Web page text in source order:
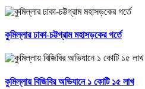
কুমিল্লার ঢাকা-চট্টগ্রাম মহাসড়কের গর্তে
কুমিল্লায় বিজিবির অভিযানে ১ কোটি ১৫ লাখ